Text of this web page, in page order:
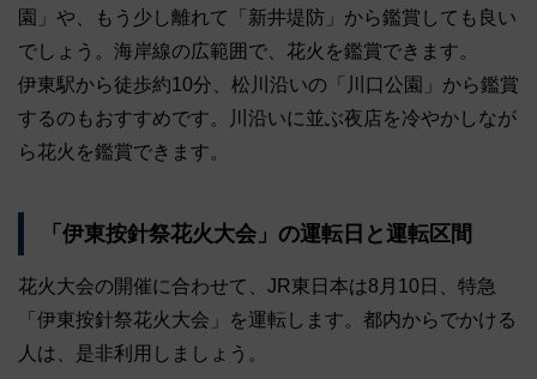
園」や、もう少し離れて「新井堤防」から鑑賞しても良い
でしょう。海岸線の広範囲で、花火を鑑賞できます。
伊東駅から徒歩約10分、松川沿いの「川口公園」から鑑賞
するのもおすすめです。川沿いに並ぶ夜店を冷やかしなが
ら花火を鑑賞できます。
「伊東按針祭花火大会」の運転日と運転区間
花火大会の開催に合わせて、JR東日本は8月10日、特急
「伊東按針祭花火大会」を運転します。都内からでかける
人は、是非利用しましょう。